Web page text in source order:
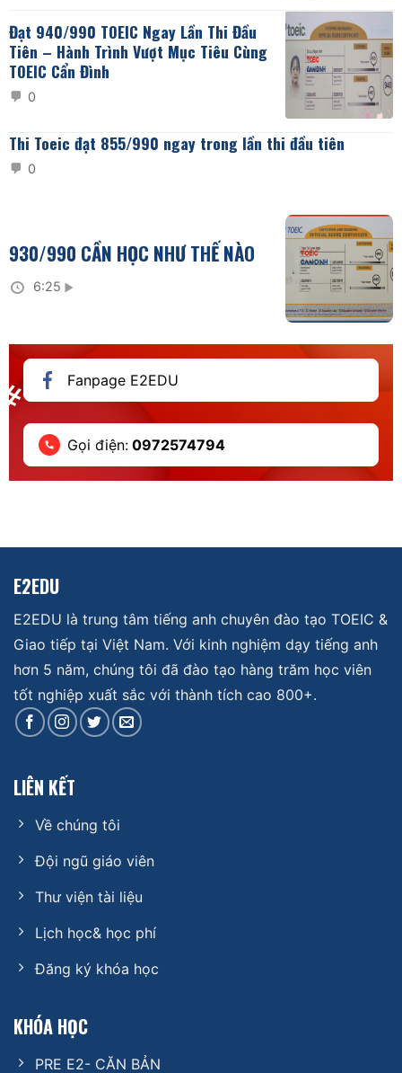
Đạt 940/990 TOEIC Ngay Lần Thi Đầu
Tiên – Hành Trình Vượt Mục Tiêu Cùng
TOEIC Cẩn Đình
0
Thi Toeic đạt 855/990 ngay trong lần thi đầu tiên
0
930/990 CẦN HỌC NHƯ THẾ NÀO
6:25
Fanpage E2EDU
Gọi điện: 0972574794
E2EDU
E2EDU là trung tâm tiếng anh chuyên đào tạo TOEIC &
Giao tiếp tại Việt Nam. Với kinh nghiệm dạy tiếng anh
hơn 5 năm, chúng tôi đã đào tạo hàng trăm học viên
tốt nghiệp xuất sắc với thành tích cao 800+.
LIÊN KẾT
Về chúng tôi
Đội ngũ giáo viên
Thư viện tài liệu
Lịch học& học phí
Đăng ký khóa học
KHÓA HỌC
PRE E2- CĂN BẢN